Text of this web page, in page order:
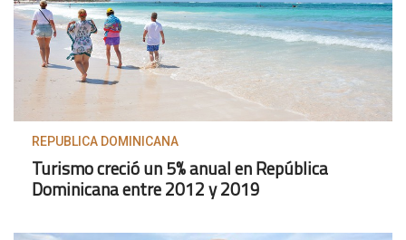
REPUBLICA DOMINICANA
Turismo creció un 5% anual en República
Dominicana entre 2012 y 2019